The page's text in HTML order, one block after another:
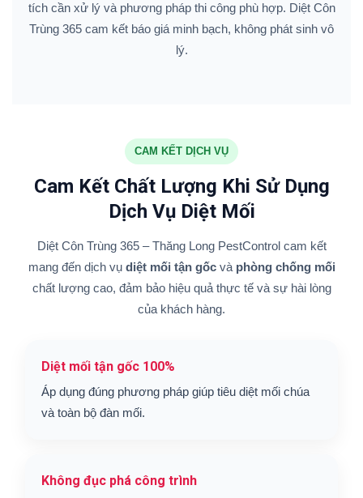
tích cần xử lý và phương pháp thi công phù hợp. Diệt Côn
Trùng 365 cam kết báo giá minh bạch, không phát sinh vô
lý.
CAM KẾT DỊCH VỤ
Cam Kết Chất Lượng Khi Sử Dụng
Dịch Vụ Diệt Mối
Diệt Côn Trùng 365 – Thăng Long PestControl cam kết
mang đến dịch vụ diệt mối tận gốcvà phòng chống mối
chất lượng cao, đảm bảo hiệu quả thực tế và sự hài lòng
của khách hàng.
Diệt mối tận gốc 100%
Áp dụng đúng phương pháp giúp tiêu diệt mối chúa
và toàn bộ đàn mối.
Không đục phá công trình